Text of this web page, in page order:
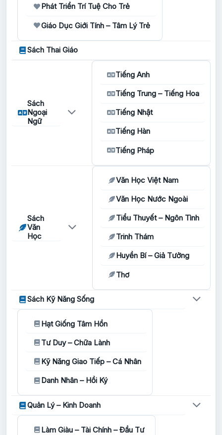
Phát Triển Trí Tuệ Cho Trẻ
Giáo Dục Giới Tính – Tâm Lý Trẻ
Sách Thai Giáo
Sách
Ngoại
Ngữ
Tiếng Anh
Tiếng Trung – Tiếng Hoa
Tiếng Nhật
Tiếng Hàn
Tiếng Pháp
Sách
Văn
Học
Văn Học Việt Nam
Văn Học Nước Ngoài
Tiểu Thuyết – Ngôn Tình
Trinh Thám
Huyền Bí – Giả Tưởng
Thơ
Sách Kỹ Năng Sống
Hạt Giống Tâm Hồn
Tư Duy – Chữa Lành
Kỹ Năng Giao Tiếp – Cá Nhân
Danh Nhân – Hồi Ký
Quản Lý – Kinh Doanh
Làm Giàu – Tài Chính – Đầu Tư